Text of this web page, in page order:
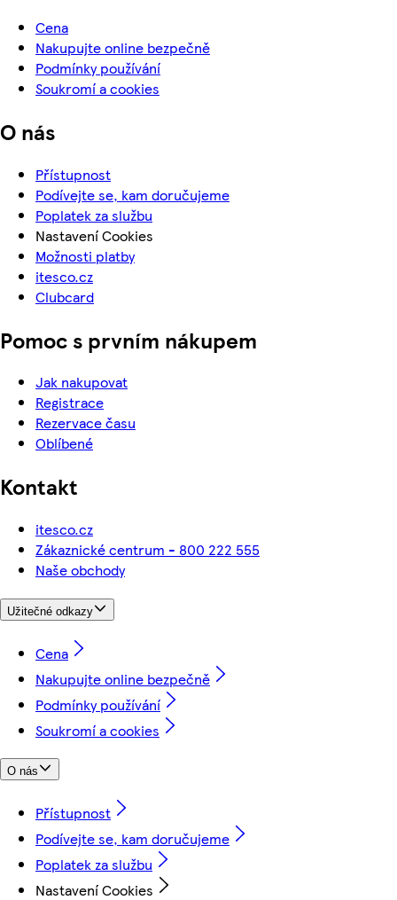
Cena
Nakupujte online bezpečně
Podmínky používání
Soukromí a cookies
O nás
Přístupnost
Podívejte se, kam doručujeme
Poplatek za službu
Nastavení Cookies
Možnosti platby
itesco.cz
Clubcard
Pomoc s prvním nákupem
Jak nakupovat
Registrace
Rezervace času
Oblíbené
Kontakt
itesco.cz
Zákaznické centrum - 800 222 555
Naše obchody
Užitečné odkazy
Cena
Nakupujte online bezpečně
Podmínky používání
Soukromí a cookies
O nás
Přístupnost
Podívejte se, kam doručujeme
Poplatek za službu
Nastavení Cookies